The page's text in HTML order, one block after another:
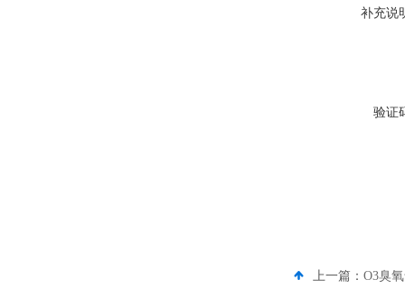
补充说
验证
上一篇： O3臭